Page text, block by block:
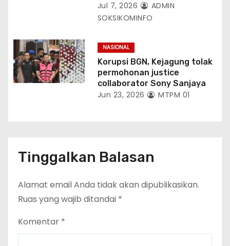
Jul 7, 2026
ADMIN
SOKSIKOMINFO
NASIONAL
Korupsi BGN, Kejagung tolak
permohonan justice
collaborator Sony Sanjaya
Jun 23, 2026 MTPM 01
Tinggalkan Balasan
Alamat email Anda tidak akan dipublikasikan.
Ruas yang wajib ditandai *
Komentar *